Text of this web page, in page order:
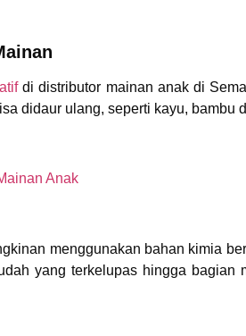
di distributor mainan anak di
didaur ulang, seperti kayu, bambu
Anak
menggunakan bahan kimia
yang terkelupas hingga bagian